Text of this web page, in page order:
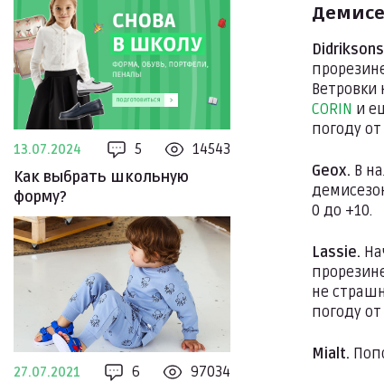
13.07.2024 5
14543
Как выбрать школьную
форму?
27.07.2021 6
97034
CORIN и
погоду
Geox. В
0 до +10.
Lassie.
не
погоду
Mialt.